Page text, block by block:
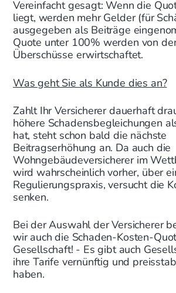
Vereinfacht gesagt: Wenn die
liegt, werden mehr Gelder (für
ausgegeben als Beiträge
Quote unter 100% werden von
Überschüsse erwirtschaftet.
Was geht Sie als Kunde dies an?
Zahlt Ihr Versicherer dauerhaft
höhere Schadensbegleichungen
hat, steht schon bald die nächste
Beitragserhöhung an. Da auch die
Wohngebäudeversicherer im
wird wahrscheinlich vorher, über
Regulierungspraxis, versucht die
senken.
Bei der Auswahl der Versicherer
wir auch die Schaden-Kosten-
Gesellschaft! - Es gibt auch
ihre Tarife vernünftig und
haben.